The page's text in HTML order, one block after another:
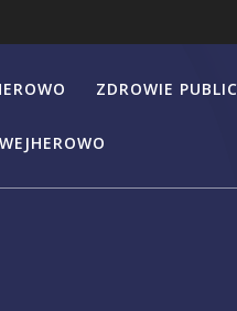
ZDROWIE